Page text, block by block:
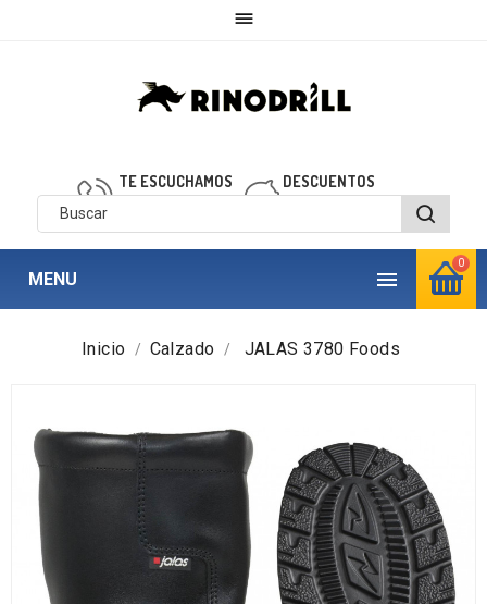

0
TE ESCUCHAMOS
910 850 040
DESCUENTOS
personalizados

MENU
Inicio Calzado JALAS 3780 Foods